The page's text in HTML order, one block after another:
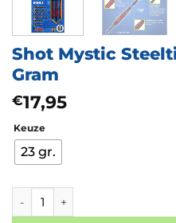
Shot Mystic
Gram
€17,95
Keuze
23 gr.